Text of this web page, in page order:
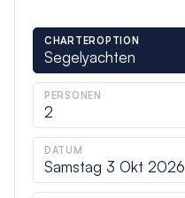
CHARTEROPTION
Segelyachten
PERSONEN
2
DATUM
Samstag 3 Okt 2026